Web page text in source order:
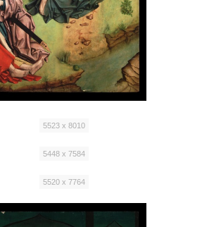
5523 x 8010
5448 x 7584
5520 x 7764